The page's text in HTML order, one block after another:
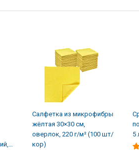
Салфетка из микрофибры
жёлтая 30×30 см,
оверлок, 220 г/м² (100 шт/
кор)
5